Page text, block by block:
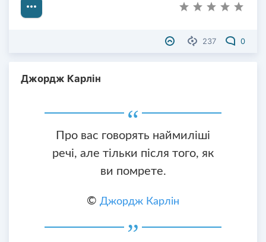
237 0
Джордж Карлін
Про вас говорять наймиліші
речі, але тільки після того, як
ви помрете.
© Джордж Карлін